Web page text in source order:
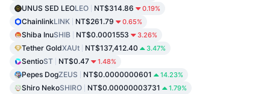
UNUS SED LEOLEO NT$314.86 0.19%
ChainlinkLINK NT$261.79 0.65%
Shiba InuSHIB NT$0.0001553 3.26%
Tether GoldXAUt NT$137,412.40 3.47%
SentioST NT$0.47 1.48%
Pepes DogZEUS NT$0.0000000601 14.23%
Shiro NekoSHIRO NT$0.00000003731 1.79%